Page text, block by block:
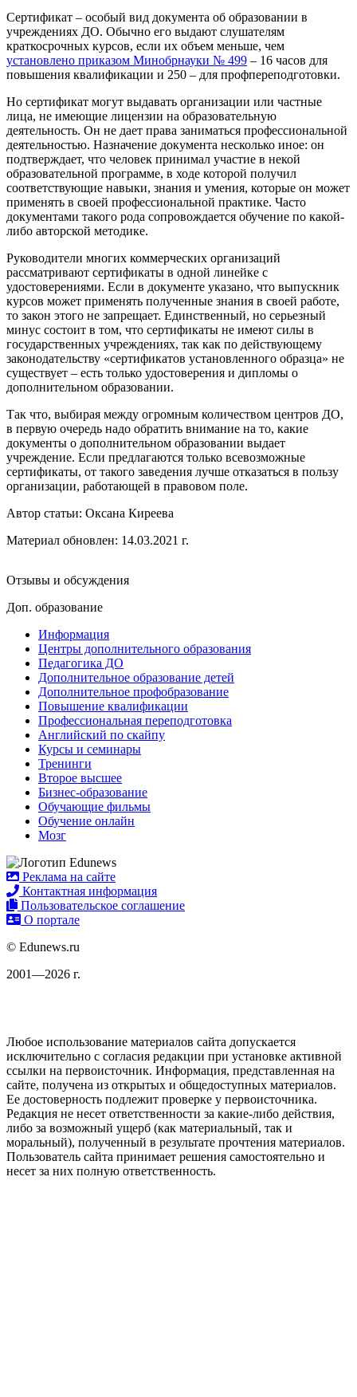
Сертификат – особый вид документа об образовании в
учреждениях ДО. Обычно его выдают слушателям
краткосрочных курсов, если их объем меньше, чем
установлено приказом Минобрнауки № 499 – 16 часов для
повышения квалификации и 250 – для профпереподготовки.
Но сертификат могут выдавать организации или частные
лица, не имеющие лицензии на образовательную
деятельность. Он не дает права заниматься профессиональной
деятельностью. Назначение документа несколько иное: он
подтверждает, что человек принимал участие в некой
образовательной программе, в ходе которой получил
соответствующие навыки, знания и умения, которые он может
применять в своей профессиональной практике. Часто
документами такого рода сопровождается обучение по какой-
либо авторской методике.
Руководители многих коммерческих организаций
рассматривают сертификаты в одной линейке с
удостоверениями. Если в документе указано, что выпускник
курсов может применять полученные знания в своей работе,
то закон этого не запрещает. Единственный, но серьезный
минус состоит в том, что сертификаты не имеют силы в
государственных учреждениях, так как по действующему
законодательству «сертификатов установленного образца» не
существует – есть только удостоверения и дипломы о
дополнительном образовании.
Так что, выбирая между огромным количеством центров ДО,
в первую очередь надо обратить внимание на то, какие
документы о дополнительном образовании выдает
учреждение. Если предлагаются только всевозможные
сертификаты, от такого заведения лучше отказаться в пользу
организации, работающей в правовом поле.
Автор статьи: Оксана Киреева
Материал обновлен: 14.03.2021 г.
Отзывы и обсуждения
Доп. образование
Информация
Центры дополнительного образования
Педагогика ДО
Дополнительное образование детей
Дополнительное профобразование
Повышение квалификации
Профессиональная переподготовка
Английский по скайпу
Курсы и семинары
Тренинги
Второе высшее
Бизнес-образование
Обучающие фильмы
Обучение онлайн
Мозг
Реклама на сайте
Контактная информация
Пользовательское соглашение
О портале
© Edunews.ru
2001—2026 г.
Любое использование материалов сайта допускается
исключительно с согласия редакции при установке активной
ссылки на первоисточник. Информация, представленная на
сайте, получена из открытых и общедоступных материалов.
Ее достоверность подлежит проверке у первоисточника.
Редакция не несет ответственности за какие-либо действия,
либо за возможный ущерб (как материальный, так и
моральный), полученный в результате прочтения материалов.
Пользователь сайта принимает решения самостоятельно и
несет за них полную ответственность.